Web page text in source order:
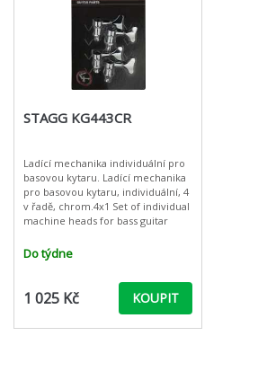
STAGG KG443CR
Ladící mechanika individuální pro
basovou kytaru. Ladící mechanika
pro basovou kytaru, individuální, 4
v řadě, chrom.4x1 Set of individual
machine heads for bass guitar
Do týdne
1 025 Kč KOUPIT